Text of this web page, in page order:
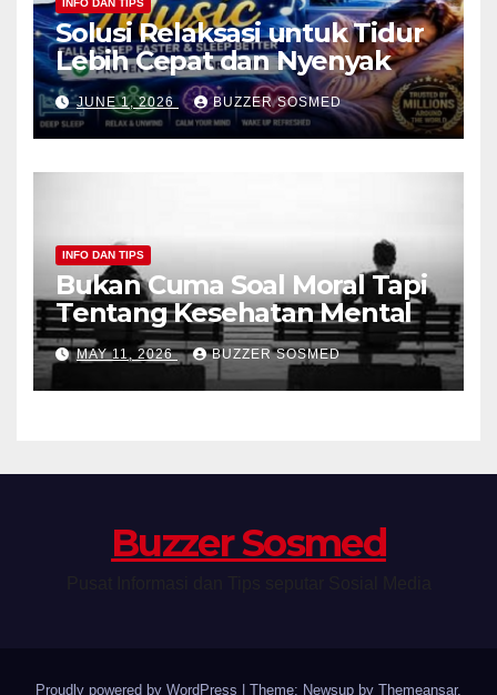
INFO DAN TIPS
Solusi Relaksasi untuk Tidur
Lebih Cepat dan Nyenyak
JUNE 1, 2026 BUZZER SOSMED
INFO DAN TIPS
Bukan Cuma Soal Moral Tapi
Tentang Kesehatan Mental
MAY 11, 2026 BUZZER SOSMED
Buzzer Sosmed
Proudly powered by WordPress Theme: Newsup by Themeansar.